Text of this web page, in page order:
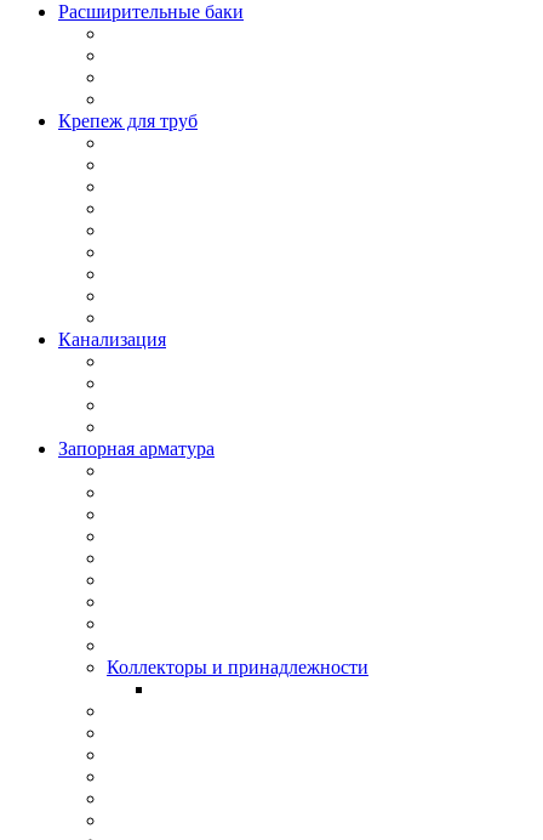
Расширительные баки
Крепеж для труб
Канализация
Запорная арматура
Коллекторы и принадлежности